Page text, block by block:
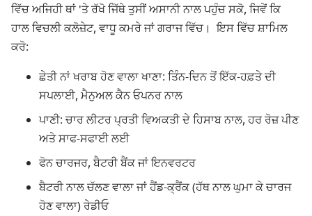
ਵਿੱਚ ਅਜਿਹੀ ਥਾਂ 'ਤੇ ਰੱਖੋ ਜਿੱਥੇ ਤੁਸੀਂ ਅਸਾਨੀ ਨਾਲ ਪਹੁੰਚ ਸਕੋ, ਜਿਵੇਂ ਕਿ
ਹਾਲ ਵਿਚਲੀ ਕਲੋਜ਼ੇਟ, ਵਾਧੂ ਕਮਰੇ ਜਾਂ ਗਰਾਜ ਵਿੱਚ। ਇਸ ਵਿੱਚ ਸ਼ਾਮਿਲ
ਕਰੋ:
ਛੇਤੀ ਨਾਂ ਖਰਾਬ ਹੋਣ ਵਾਲਾ ਖਾਣਾ: ਤਿੰਨ-ਦਿਨ ਤੋਂ ਇੱਕ-ਹਫ਼ਤੇ ਦੀ
ਸਪਲਾਈ, ਮੈਨੁਅਲ ਕੈਨ ਓਪਨਰ ਨਾਲ
ਪਾਣੀ: ਚਾਰ ਲੀਟਰ ਪ੍ਰਤੀ ਵਿਅਕਤੀ ਦੇ ਹਿਸਾਬ ਨਾਲ, ਹਰ ਰੋਜ਼ ਪੀਣ
ਅਤੇ ਸਾਫ-ਸਫਾਈ ਲਈ
ਫੋਨ ਚਾਰਜਰ, ਬੈਟਰੀ ਬੈਂਕ ਜਾਂ ਇਨਵਰਟਰ
ਬੈਟਰੀ ਨਾਲ ਚੱਲਣ ਵਾਲਾ ਜਾਂ ਹੈਂਡ-ਕ੍ਰੈਂਕ (ਹੱਥ ਨਾਲ ਘੁਮਾ ਕੇ ਚਾਰਜ
ਹੋਣ ਵਾਲਾ) ਰੇਡੀਓ